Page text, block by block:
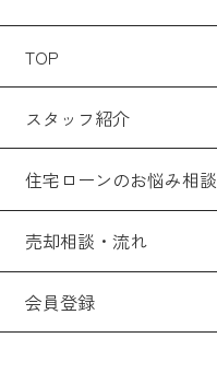
TOP
スタッフ紹介
住宅ローンのお悩み相談
売却相談・流れ
会員登録